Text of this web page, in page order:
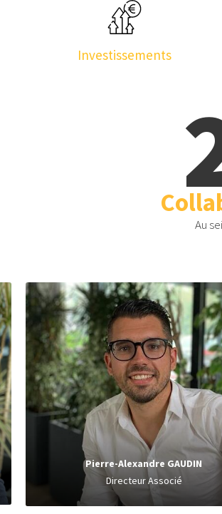
Investissements
Au
Olivier MELINA
Directeur Général
Directeur et Fondateur
de l'agence BZH
Entreprise & Commerce depuis 2011.
Pierre-Alexandre GAUDIN
Directeur Associé